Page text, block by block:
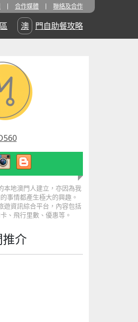
合作媒體 聯絡及合作
澳門自助餐攻略
本地澳門人建立，亦因為我
事情都產生極大的興趣。
遊資訊綜合平台，內容包括
、飛行里數、優惠等。
介